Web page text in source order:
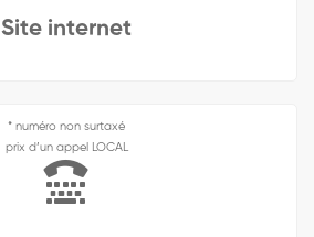
Site internet
* numéro non surtaxé
prix d’un appel LOCAL